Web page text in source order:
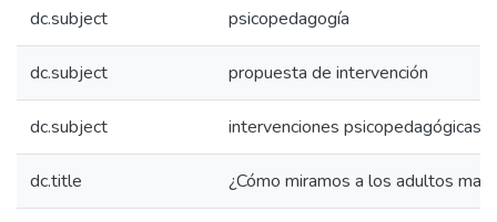
dc.subject psicopedagogía
dc.subject propuesta de intervención
dc.subject intervenciones psicopedagógicas
dc.title ¿Cómo miramos a los adultos